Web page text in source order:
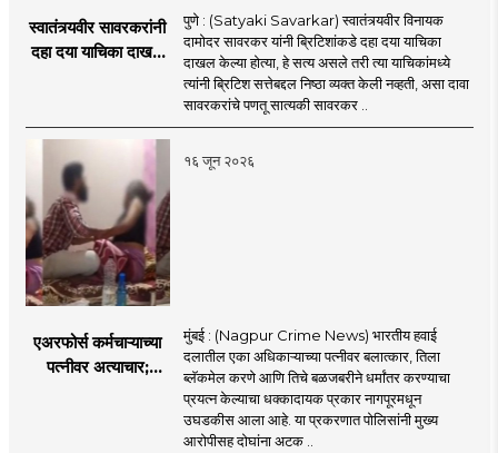
स्वातंत्र्यवीर सावरकरांनी
दहा दया याचिका दाखल
निष्ठा व्यक्त केली नाही’!
पणतू सात्यकी सावरकर
यांनी न्यायालयात सादर
केला दावा
पुणे : (Satyaki Savarkar) स्वातंत्र्यवीर विनायक
दामोदर सावरकर यांनी ब्रिटिशांकडे दहा दया याचिका
दाखल केल्या होत्या, हे सत्य असले तरी त्या याचिकांमध्ये
त्यांनी ब्रिटिश सत्तेबद्दल निष्ठा व्यक्त केली नव्हती, असा दावा
सावरकरांचे पणतू सात्यकी सावरकर ..
१६ जून २०२६
एअरफोर्स कर्मचाऱ्याच्या
पत्नीवर अत्याचार;
मुंबई : (Nagpur Crime News) भारतीय हवाई
दलातील एका अधिकाऱ्याच्या पत्नीवर बलात्कार, तिला
ब्लॅकमेल करणे आणि तिचे बळजबरीने धर्मांतर करण्याचा
प्रयत्न केल्याचा धक्कादायक प्रकार नागपूरमधून
उघडकीस आला आहे. या प्रकरणात पोलिसांनी मुख्य
आरोपीसह दोघांना अटक ..